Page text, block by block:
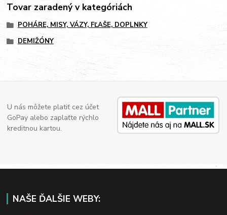
Tovar zaradený v kategóriách
POHÁRE, MISY, VÁZY, FĽAŠE, DOPLNKY
DEMIŽÓNY
U nás môžete platiť cez účet
GoPay alebo zaplaťte rýchlo
kreditnou kartou.
NAŠE ĎALŠIE WEBY: